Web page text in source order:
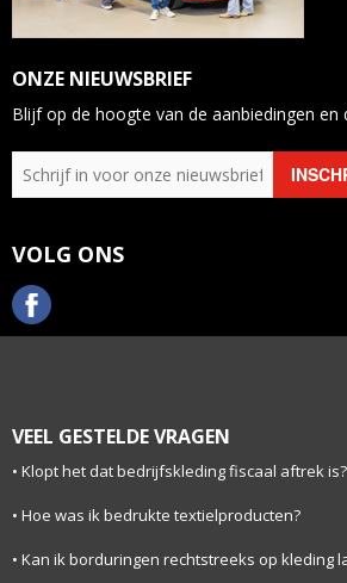
ONZE NIEUWSBRIEF
Blijf op de hoogte van de aanbiedingen en
VOLG ONS
VEEL GESTELDE VRAGEN
Klopt het dat bedrijfskleding fiscaal aftrek is?
Hoe was ik bedrukte textielproducten?
Kan ik borduringen rechtstreeks op kleding